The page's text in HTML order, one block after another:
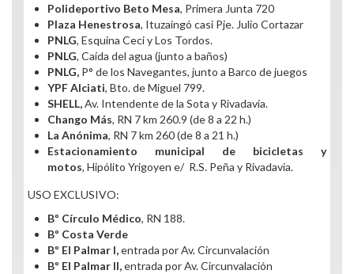
Polideportivo Beto Mesa, Primera Junta 720
Plaza Henestrosa, Ituzaingó casi Pje. Julio Cortazar
PNLG, Esquina Ceci y Los Tordos.
PNLG, Caída del agua (junto a baños)
PNLG, P° de los Navegantes, junto a Barco de juegos
YPF Alciati, Bto. de Miguel 799.
SHELL,Av. Intendente de la Sota y Rivadavia.
Chango Más, RN 7 km 260.9 (de 8 a 22 h.)
La Anónima, RN 7 km 260 (de 8 a 21 h.)
Estacionamiento municipal de bicicletas y
motos, Hipólito Yrigoyen e/ R.S. Peña y Rivadavia.
USO EXCLUSIVO:
Bº Círculo Médico, RN 188.
Bº Costa Verde
Bº El Palmar I,entrada por Av. Circunvalación
Bº El Palmar II,entrada por Av. Circunvalación